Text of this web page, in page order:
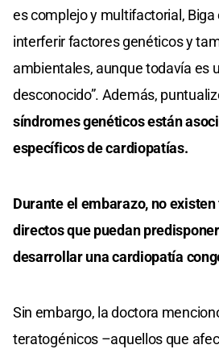
es complejo y multifactorial, Biga
interferir factores genéticos y
ambientales, aunque todavía es
desconocido”. Además,
síndromes genéticos están
específicos de cardiopatías.
Durante el embarazo, no
directos que puedan
desarrollar una cardiopatía
Sin embargo, la doctora
teratogénicos –aquellos que